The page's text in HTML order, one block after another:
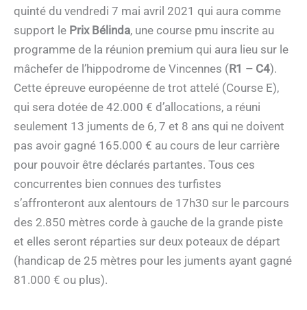
quinté du vendredi 7 mai avril 2021 qui aura comme
support le Prix Bélinda, une course pmu inscrite au
programme de la réunion premium qui aura lieu sur le
mâchefer de l’hippodrome de Vincennes (R1 – C4).
Cette épreuve européenne de trot attelé (Course E),
qui sera dotée de 42.000 € d’allocations, a réuni
seulement 13 juments de 6, 7 et 8 ans qui ne doivent
pas avoir gagné 165.000 € au cours de leur carrière
pour pouvoir être déclarés partantes. Tous ces
concurrentes bien connues des turfistes
s’affronteront aux alentours de 17h30 sur le parcours
des 2.850 mètres corde à gauche de la grande piste
et elles seront réparties sur deux poteaux de départ
(handicap de 25 mètres pour les juments ayant gagné
81.000 € ou plus).